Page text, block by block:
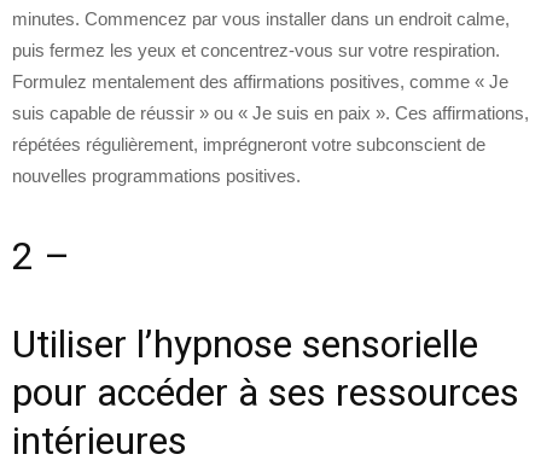
minutes. Commencez par vous installer dans un endroit calme,
puis fermez les yeux et concentrez-vous sur votre respiration.
Formulez mentalement des affirmations positives, comme « Je
suis capable de réussir » ou « Je suis en paix ». Ces affirmations,
répétées régulièrement, imprégneront votre subconscient de
nouvelles programmations positives.
2 –
Utiliser l’hypnose sensorielle
pour accéder à ses ressources
intérieures